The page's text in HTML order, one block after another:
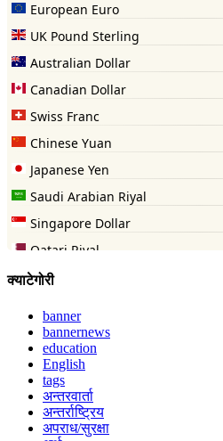
क्याटेगोरी
banner
bannernews
education
English
tags
अन्तरवार्ता
अन्तर्राष्ट्रिय
अपराध/सुरक्षा